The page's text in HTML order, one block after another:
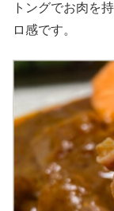
トングでお肉を
ロ感です。